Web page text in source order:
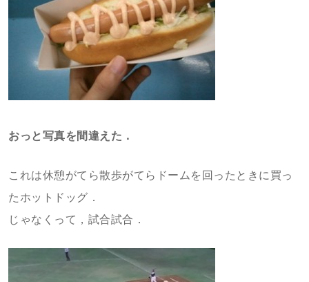
おっと写真を間違えた．
これは休憩がてら散歩がてらドームを回ったときに買っ
たホットドッグ．
じゃなくって，試合試合．